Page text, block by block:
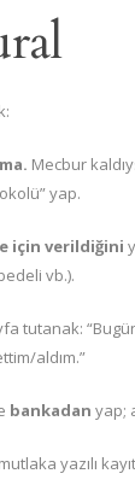
Mecbur
yap.
için verildiğini
vb.).
tutanak:
aldım.”
bankadan yap;
yazılı